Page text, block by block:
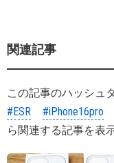
関連記事
この記事のハッシュ
#ESR
#iPhone16pro
ら関連する記事を表